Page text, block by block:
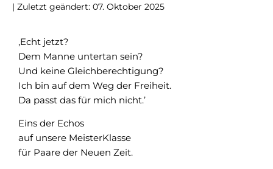
| Zuletzt geändert: 07. Oktober 2025
‚Echt jetzt?
Dem Manne untertan sein?
Und keine Gleichberechtigung?
Ich bin auf dem Weg der Freiheit.
Da passt das für mich nicht.’
Eins der Echos
auf unsere MeisterKlasse
für Paare der Neuen Zeit.